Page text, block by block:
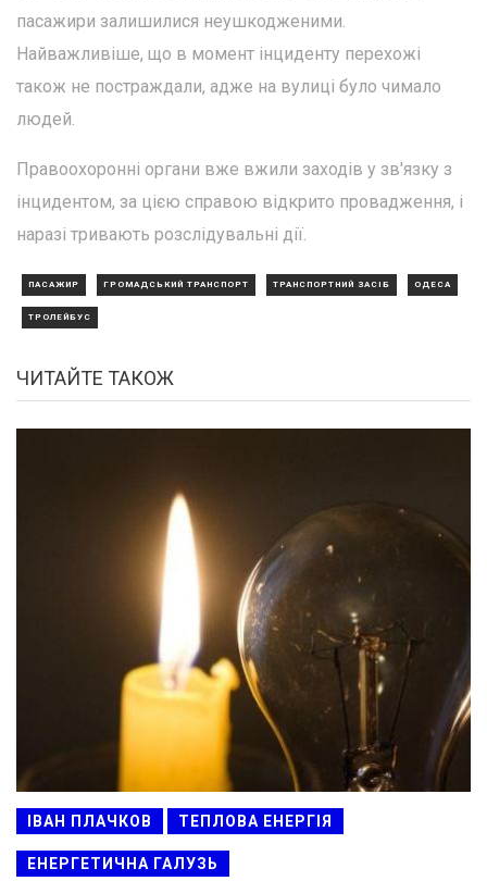
пасажири залишилися неушкодженими.
Найважливіше, що в момент інциденту перехожі
також не постраждали, адже на вулиці було чимало
людей.
Правоохоронні органи вже вжили заходів у зв'язку з
інцидентом, за цією справою відкрито провадження, і
наразі тривають розслідувальні дії.
ПАСАЖИР ГРОМАДСЬКИЙ ТРАНСПОРТ ТРАНСПОРТНИЙ ЗАСІБ ОДЕСА
ТРОЛЕЙБУС
ЧИТАЙТЕ ТАКОЖ
ІВАН ПЛАЧКОВ ТЕПЛОВА ЕНЕРГІЯ
ЕНЕРГЕТИЧНА ГАЛУЗЬ